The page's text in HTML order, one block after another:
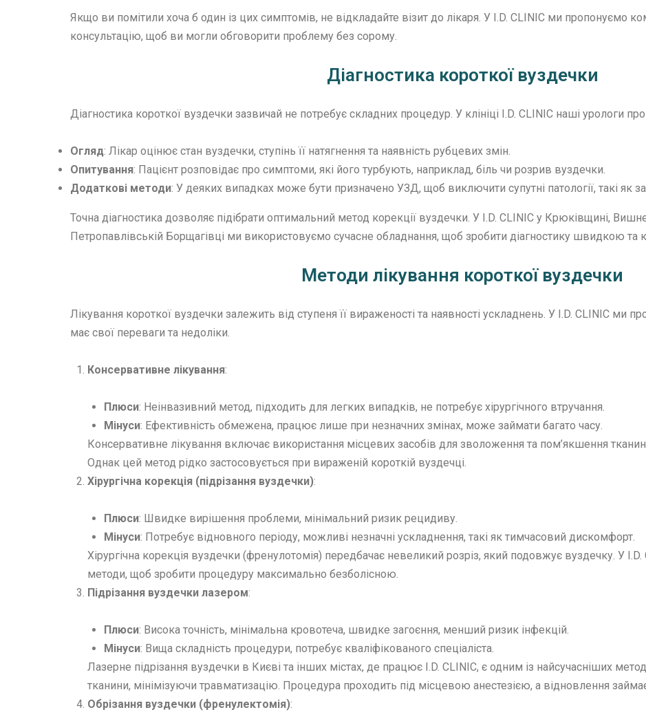
Якщо ви помітили хоча б один із цих симптомів, не відкладайте візит до лікаря. У I.D. CLINIC ми пропонуємо
консультацію, щоб ви могли обговорити проблему без сорому.
Діагностика короткої вуздечки
Діагностика короткої вуздечки зазвичай не потребує складних процедур. У клініці I.D. CLINIC наші урологи
Огляд: Лікар оцінює стан вуздечки, ступінь її натягнення та наявність рубцевих змін.
Опитування: Пацієнт розповідає про симптоми, які його турбують, наприклад, біль чи розрив вуздечки.
Додаткові методи: У деяких випадках може бути призначено УЗД, щоб виключити супутні патології, такі як
Точна діагностика дозволяє підібрати оптимальний метод корекції вуздечки. У I.D. CLINIC у Крюківщині,
Петропавлівській Борщагівці ми використовуємо сучасне обладнання, щоб зробити діагностику швидкою
Методи лікування короткої вуздечки
Лікування короткої вуздечки залежить від ступеня її вираженості та наявності ускладнень. У I.D. CLINIC ми
має свої переваги та недоліки.
Консервативне лікування:
Плюси: Неінвазивний метод, підходить для легких випадків, не потребує хірургічного втручання.
Мінуси: Ефективність обмежена, працює лише при незначних змінах, може займати багато часу.
Консервативне лікування включає використання місцевих засобів для зволоження та пом’якшення
Однак цей метод рідко застосовується при вираженій короткій вуздечці.
Хірургічна корекція (підрізання вуздечки):
Плюси: Швидке вирішення проблеми, мінімальний ризик рецидиву.
Мінуси: Потребує відновного періоду, можливі незначні ускладнення, такі як тимчасовий дискомфорт.
Хірургічна корекція вуздечки (френулотомія) передбачає невеликий розріз, який подовжує вуздечку. У
методи, щоб зробити процедуру максимально безболісною.
Підрізання вуздечки лазером:
Плюси: Висока точність, мінімальна кровотеча, швидке загоєння, менший ризик інфекцій.
Мінуси: Вища складність процедури, потребує кваліфікованого спеціаліста.
Лазерне підрізання вуздечки в Києві та інших містах, де працює I.D. CLINIC, є одним із найсучасніших
тканини, мінімізуючи травматизацію. Процедура проходить під місцевою анестезією, а відновлення
Обрізання вуздечки (френулектомія):